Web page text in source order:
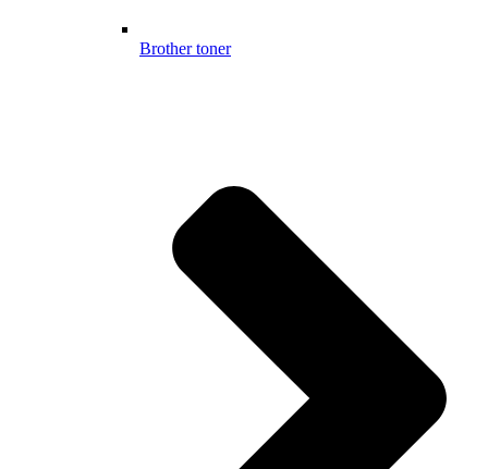
Brother toner